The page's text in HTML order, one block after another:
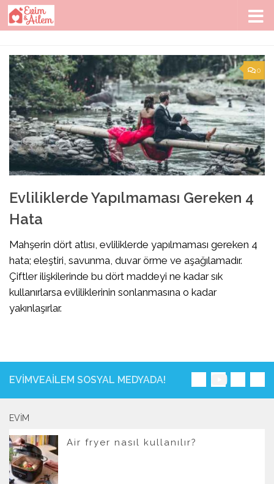
Skip to content
0
Evliliklerde Yapılmaması Gereken 4
Hata
Mahşerin dört atlısı, evliliklerde yapılmaması gereken 4
hata; eleştiri, savunma, duvar örme ve aşağılamadır.
Çiftler ilişkilerinde bu dört maddeyi ne kadar sık
kullanırlarsa evliliklerinin sonlanmasına o kadar
yakınlaşırlar.
EVIMVEAILEM SOSYAL MEDYADA!
EVIM
Air fryer nasıl kullanılır?